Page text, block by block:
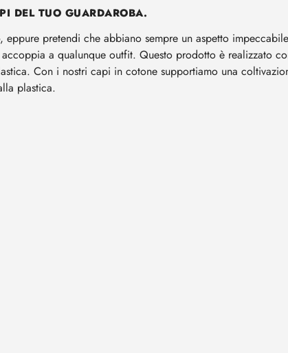
DEL TUO GUARDAROBA.
pretendi che abbiano sempre un aspetto
a qualunque outfit. Questo prodotto è realizzato
Con i nostri capi in cotone supportiamo una
plastica.